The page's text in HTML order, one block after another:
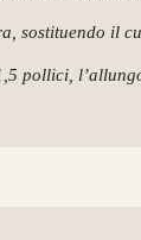
sostituendo il
pollici,